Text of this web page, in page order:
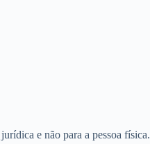
e não para a pessoa física.